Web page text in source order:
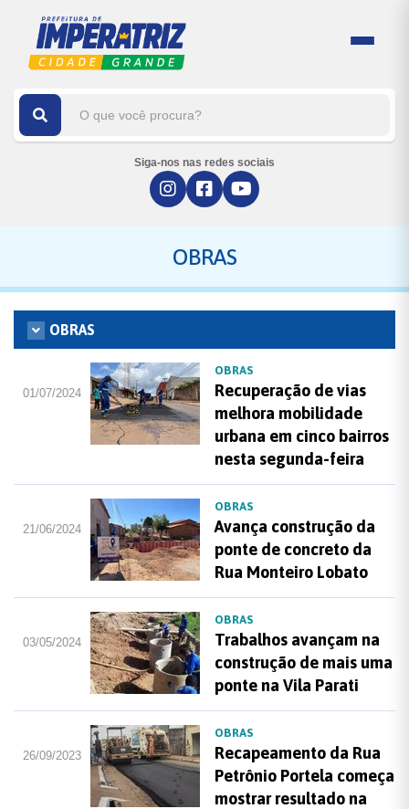
Siga-nos nas redes sociais
OBRAS
OBRAS
01/07/2024
OBRAS
Recuperação de vias
melhora mobilidade
urbana em cinco bairros
nesta segunda-feira
21/06/2024
OBRAS
Avança construção da
ponte de concreto da
Rua Monteiro Lobato
03/05/2024
OBRAS
Trabalhos avançam na
construção de mais uma
ponte na Vila Parati
26/09/2023
OBRAS
Recapeamento da Rua
Petrônio Portela começa
mostrar resultado na